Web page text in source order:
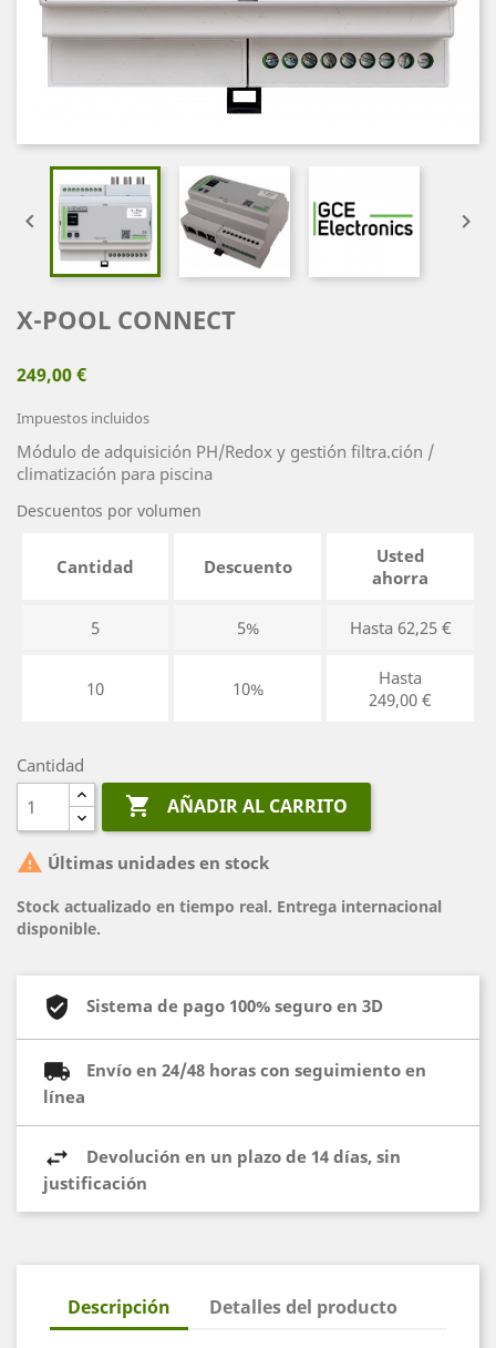
 
X-POOL CONNECT
249,00 €
Impuestos incluidos
Módulo de adquisición PH/Redox y gestión filtra.ción /
climatización para piscina
Descuentos por volumen
Cantidad Descuento
Usted
ahorra
5 5% Hasta 62,25 €
10 10%
Hasta
249,00 €
Cantidad
 AÑADIR AL CARRITO
 Últimas unidades en stock
Stock actualizado en tiempo real. Entrega internacional
disponible.
Sistema de pago 100% seguro en 3D
Envío en 24/48 horas con seguimiento en
línea
Devolución en un plazo de 14 días, sin
justificación
Descripción Detalles del producto